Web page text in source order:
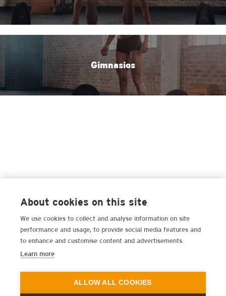
Gimnasios
About cookies on this site
We use cookies to collect and analyse information on site
performance and usage, to provide social media features and
to enhance and customise content and advertisements.
Learn more
ALLOW ALL COOKIES